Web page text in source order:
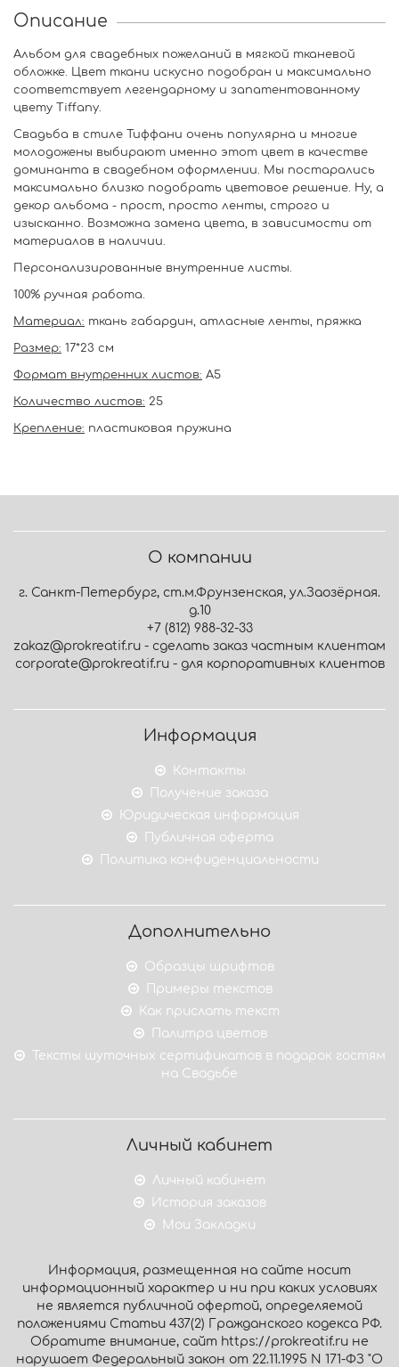
Описание
Альбом для свадебных пожеланий в мягкой тканевой
обложке. Цвет ткани искусно подобран и максимально
соответствует легендарному и запатентованному
цвету Tiffany.
Свадьба в стиле Тиффани очень популярна и многие
молодожены выбирают именно этот цвет в качестве
доминанта в свадебном оформлении. Мы постарались
максимально близко подобрать цветовое решение. Ну, а
декор альбома - прост, просто ленты, строго и
изысканно. Возможна замена цвета, в зависимости от
материалов в наличии.
Персонализированные внутренние листы.
100% ручная работа.
Материал: ткань габардин, атласные ленты, пряжка
Размер: 17*23 см
Формат внутренних листов: А5
Количество листов: 25
Крепление: пластиковая пружина
О компании
г. Санкт-Петербург, ст.м.Фрунзенская, ул.Заозёрная.
д.10
+7 (812) 988-32-33
zakaz@prokreatif.ru - сделать заказ частным клиентам
corporate@prokreatif.ru - для корпоративных клиентов
Информация
Контакты
Получение заказа
Юридическая информация
Публичная оферта
Политика конфиденциальности
Дополнительно
Образцы шрифтов
Примеры текстов
Как прислать текст
Палитра цветов
Тексты шуточных сертификатов в подарок гостям
на Свадьбе
Личный кабинет
Личный кабинет
История заказов
Мои Закладки
Информация, размещенная на сайте носит
информационный характер и ни при каких условиях
не является публичной офертой, определяемой
положениями Статьи 437(2) Гражданского кодекса РФ.
Обратите внимание, сайт https://prokreatif.ru не
нарушает Федеральный закон от 22.11.1995 N 171-ФЗ "О